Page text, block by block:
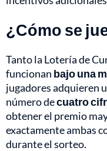
¿Cómo se
Tanto la Lotería de
funcionan bajo una
jugadores adquieren
número decuatro
obtener el premio
exactamente ambas
durante el sorteo.